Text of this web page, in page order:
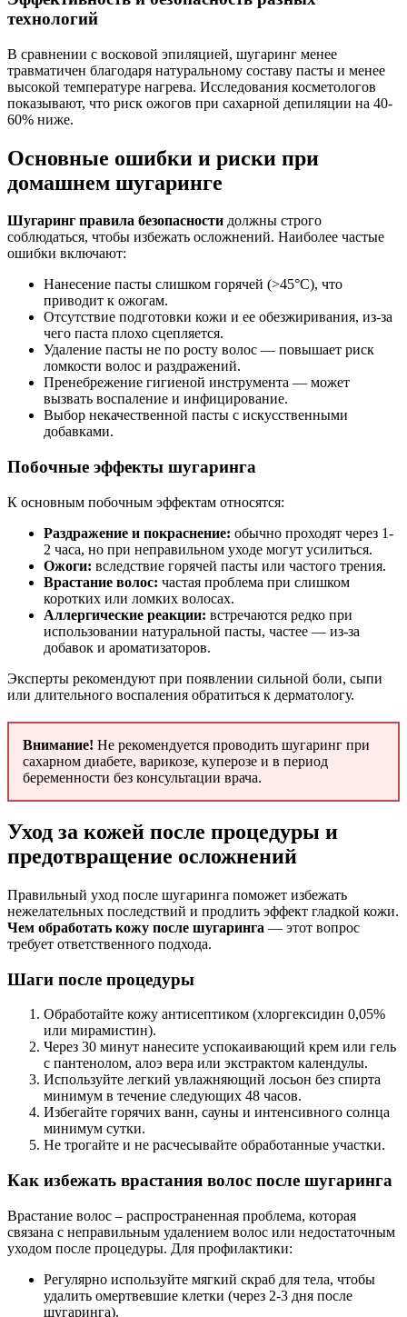
технологий
В сравнении с восковой эпиляцией, шугаринг менее
травматичен благодаря натуральному составу пасты и менее
высокой температуре нагрева. Исследования косметологов
показывают, что риск ожогов при сахарной депиляции на 40-
60% ниже.
Основные ошибки и риски при
домашнем шугаринге
Шугаринг правила безопасности должны строго
соблюдаться, чтобы избежать осложнений. Наиболее частые
ошибки включают:
Нанесение пасты слишком горячей (>45°C), что
приводит к ожогам.
Отсутствие подготовки кожи и ее обезжиривания, из-за
чего паста плохо сцепляется.
Удаление пасты не по росту волос — повышает риск
ломкости волос и раздражений.
Пренебрежение гигиеной инструмента — может
вызвать воспаление и инфицирование.
Выбор некачественной пасты с искусственными
добавками.
Побочные эффекты шугаринга
К основным побочным эффектам относятся:
Раздражение и покраснение: обычно проходят через 1-
2 часа, но при неправильном уходе могут усилиться.
Ожоги: вследствие горячей пасты или частого трения.
Врастание волос: частая проблема при слишком
коротких или ломких волосах.
Аллергические реакции: встречаются редко при
использовании натуральной пасты, частее — из-за
добавок и ароматизаторов.
Эксперты рекомендуют при появлении сильной боли, сыпи
или длительного воспаления обратиться к дерматологу.
Внимание! Не рекомендуется проводить шугаринг при
сахарном диабете, варикозе, куперозе и в период
беременности без консультации врача.
Уход за кожей после процедуры и
предотвращение осложнений
Правильный уход после шугаринга поможет избежать
нежелательных последствий и продлить эффект гладкой кожи.
Чем обработать кожу после шугаринга — этот вопрос
требует ответственного подхода.
Шаги после процедуры
Обработайте кожу антисептиком (хлоргексидин 0,05%
или мирамистин).
Через 30 минут нанесите успокаивающий крем или гель
с пантенолом, алоэ вера или экстрактом календулы.
Используйте легкий увлажняющий лосьон без спирта
минимум в течение следующих 48 часов.
Избегайте горячих ванн, сауны и интенсивного солнца
минимум сутки.
Не трогайте и не расчесывайте обработанные участки.
Как избежать врастания волос после шугаринга
Врастание волос – распространенная проблема, которая
связана с неправильным удалением волос или недостаточным
уходом после процедуры. Для профилактики:
Регулярно используйте мягкий скраб для тела, чтобы
удалить омертвевшие клетки (через 2-3 дня после
шугаринга).